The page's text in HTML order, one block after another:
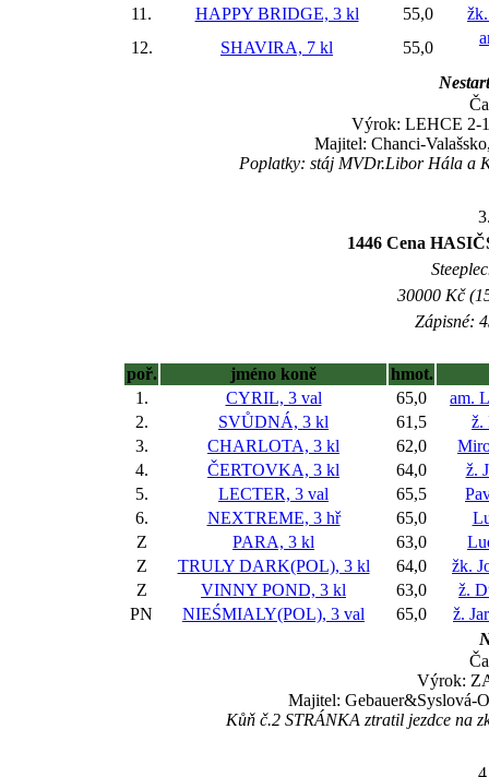
11.
HAPPY BRIDGE, 3 kl 55,0
12.
SHAVIRA, 7 kl 55,0
Výrok: LEHCE 2-
Majitel: Chanci-
Poplatky: stáj MVDr.Libor Hála a
1446 Cena
30000 Kč
Zápisné:
poř. jméno koně
hmot.
1.
CYRIL, 3 val 65,0
am.
2.
SVŮDNÁ, 3 kl 61,5
ž.
3.
CHARLOTA, 3 kl 62,0
4.
ČERTOVKA, 3 kl 64,0
ž.
5.
LECTER, 3 val 65,5
6.
NEXTREME, 3 hř 65,0
Z
PARA, 3 kl 63,0
Z
TRULY DARK(POL), 3 kl 64,0
žk.
Z
VINNY POND, 3 kl 63,0
ž.
PN
NIEŚMIALY(POL), 3 val 65,0
ž.
Výrok:
Majitel: Gebauer&Syslová-
Kůň č.2 STRÁNKA ztratil jezdce na